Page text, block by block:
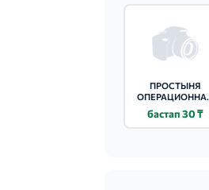
ПРОСТЫНЯ
ОПЕРАЦИОННАЯ
СТЕРИЛЬНЫЙ
бастап 30 ₸